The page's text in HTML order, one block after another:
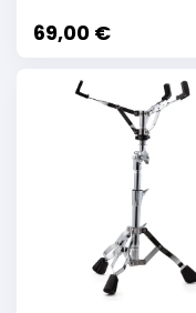
69,00 €